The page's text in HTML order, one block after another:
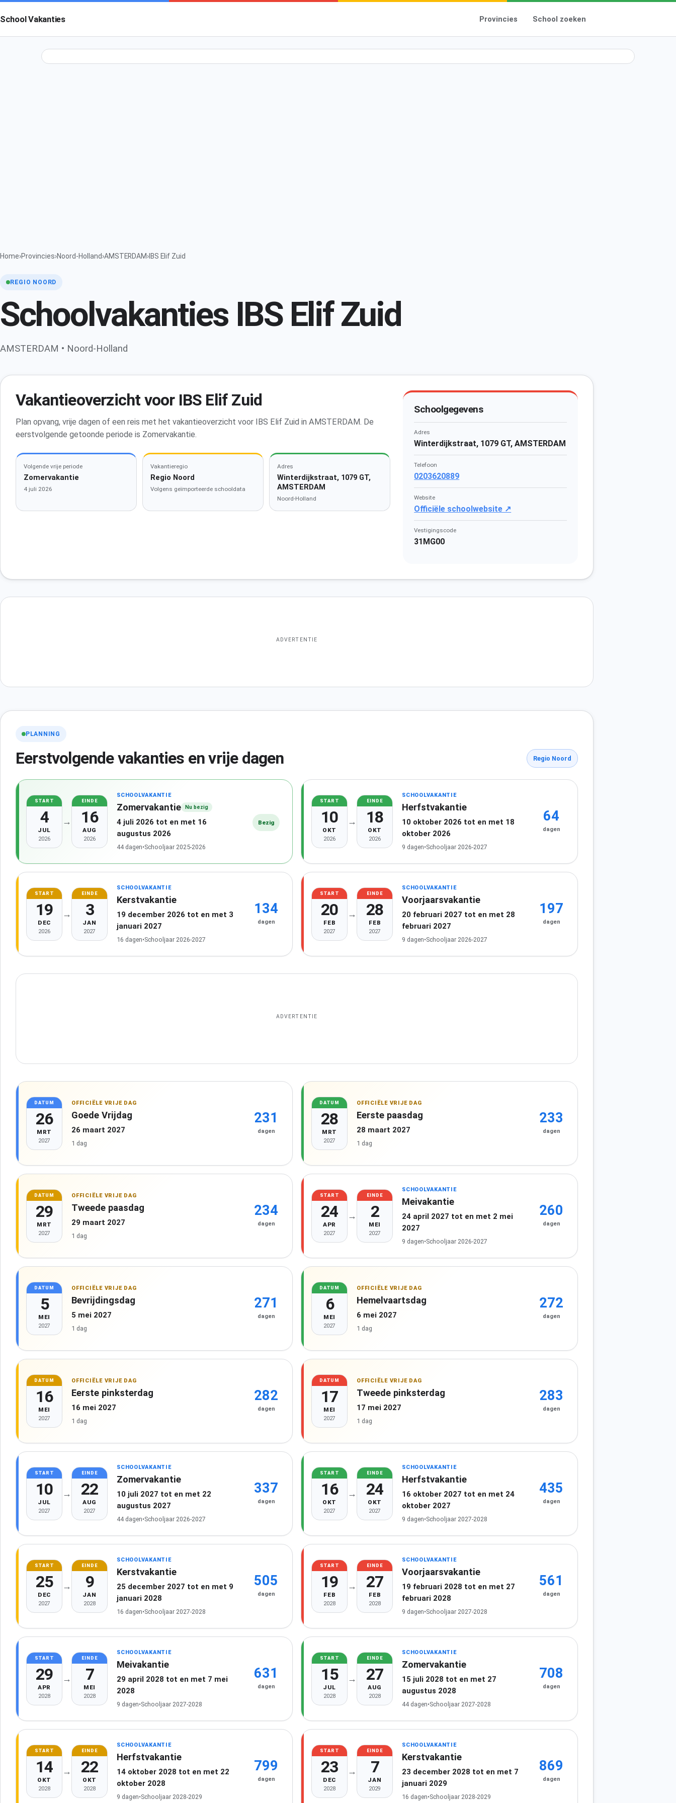
School Vakanties Provincies School zoeken
Home›Provincies›Noord-Holland›AMSTERDAM› IBS Elif Zuid
REGIO NOORD
Schoolvakanties IBS Elif Zuid
AMSTERDAM • Noord-Holland
Vakantieoverzicht voor IBS Elif Zuid
Plan opvang, vrije dagen of een reis met het vakantieoverzicht voor IBS Elif Zuid in AMSTERDAM. De
eerstvolgende getoonde periode is Zomervakantie.
Volgende vrije periode
Zomervakantie
4 juli 2026
Vakantieregio
Regio Noord
Volgens geïmporteerde schooldata
Adres
Winterdijkstraat, 1079 GT,
AMSTERDAM
Noord-Holland
Schoolgegevens
Adres
Winterdijkstraat, 1079 GT, AMSTERDAM
Telefoon
0203620889
Website
Officiële schoolwebsite ↗
Vestigingscode
31MG00
ADVERTENTIE
PLANNING
Eerstvolgende vakanties en vrije dagen Regio Noord
START
4
JUL
2026
→
EINDE
16
AUG
2026
SCHOOLVAKANTIE
Zomervakantie Nu bezig
4 juli 2026 tot en met 16
augustus 2026
44 dagen•Schooljaar 2025-2026
Bezig
START
10
OKT
2026
→
EINDE
18
OKT
2026
SCHOOLVAKANTIE
Herfstvakantie
10 oktober 2026 tot en met 18
oktober 2026
9 dagen•Schooljaar 2026-2027
64
dagen
START
19
DEC
2026
→
EINDE
3
JAN
2027
SCHOOLVAKANTIE
Kerstvakantie
19 december 2026 tot en met 3
januari 2027
16 dagen•Schooljaar 2026-2027
134
dagen
START
20
FEB
2027
→
EINDE
28
FEB
2027
SCHOOLVAKANTIE
Voorjaarsvakantie
20 februari 2027 tot en met 28
februari 2027
9 dagen•Schooljaar 2026-2027
197
dagen
ADVERTENTIE
DATUM
26
MRT
2027
OFFICIËLE VRIJE DAG
Goede Vrijdag
26 maart 2027
1 dag
231
dagen
DATUM
28
MRT
2027
OFFICIËLE VRIJE DAG
Eerste paasdag
28 maart 2027
1 dag
233
dagen
DATUM
29
MRT
2027
OFFICIËLE VRIJE DAG
Tweede paasdag
29 maart 2027
1 dag
234
dagen
START
24
APR
2027
→
EINDE
2
MEI
2027
SCHOOLVAKANTIE
Meivakantie
24 april 2027 tot en met 2 mei
2027
9 dagen•Schooljaar 2026-2027
260
dagen
DATUM
5
MEI
2027
OFFICIËLE VRIJE DAG
Bevrijdingsdag
5 mei 2027
1 dag
271
dagen
DATUM
6
MEI
2027
OFFICIËLE VRIJE DAG
Hemelvaartsdag
6 mei 2027
1 dag
272
dagen
DATUM
16
MEI
2027
OFFICIËLE VRIJE DAG
Eerste pinksterdag
16 mei 2027
1 dag
282
dagen
DATUM
17
MEI
2027
OFFICIËLE VRIJE DAG
Tweede pinksterdag
17 mei 2027
1 dag
283
dagen
START
10
JUL
2027
→
EINDE
22
AUG
2027
SCHOOLVAKANTIE
Zomervakantie
10 juli 2027 tot en met 22
augustus 2027
44 dagen•Schooljaar 2026-2027
337
dagen
START
16
OKT
2027
→
EINDE
24
OKT
2027
SCHOOLVAKANTIE
Herfstvakantie
16 oktober 2027 tot en met 24
oktober 2027
9 dagen•Schooljaar 2027-2028
435
dagen
START
25
DEC
2027
→
EINDE
9
JAN
2028
SCHOOLVAKANTIE
Kerstvakantie
25 december 2027 tot en met 9
januari 2028
16 dagen•Schooljaar 2027-2028
505
dagen
START
19
FEB
2028
→
EINDE
27
FEB
2028
SCHOOLVAKANTIE
Voorjaarsvakantie
19 februari 2028 tot en met 27
februari 2028
9 dagen•Schooljaar 2027-2028
561
dagen
START
29
APR
2028
→
EINDE
7
MEI
2028
SCHOOLVAKANTIE
Meivakantie
29 april 2028 tot en met 7 mei
2028
9 dagen•Schooljaar 2027-2028
631
dagen
START
15
JUL
2028
→
EINDE
27
AUG
2028
SCHOOLVAKANTIE
Zomervakantie
15 juli 2028 tot en met 27
augustus 2028
44 dagen•Schooljaar 2027-2028
708
dagen
START
14
OKT
2028
→
EINDE
22
OKT
2028
SCHOOLVAKANTIE
Herfstvakantie
14 oktober 2028 tot en met 22
oktober 2028
9 dagen•Schooljaar 2028-2029
799
dagen
START
23
DEC
2028
→
EINDE
7
JAN
2029
SCHOOLVAKANTIE
Kerstvakantie
23 december 2028 tot en met 7
januari 2029
16 dagen•Schooljaar 2028-2029
869
dagen